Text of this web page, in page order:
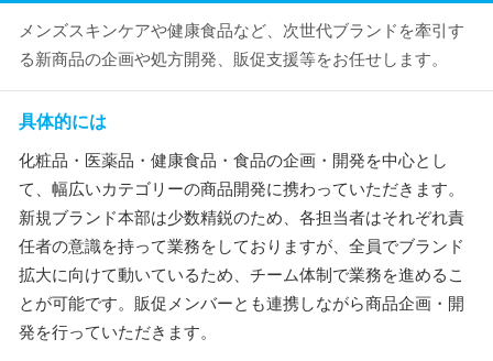
メンズスキンケアや健康食品など、次世代ブランドを牽引す
る新商品の企画や処方開発、販促支援等をお任せします。
具体的には
化粧品・医薬品・健康食品・食品の企画・開発を中心とし
て、幅広いカテゴリーの商品開発に携わっていただきます。
新規ブランド本部は少数精鋭のため、各担当者はそれぞれ責
任者の意識を持って業務をしておりますが、全員でブランド
拡大に向けて動いているため、チーム体制で業務を進めるこ
とが可能です。販促メンバーとも連携しながら商品企画・開
発を行っていただきます。